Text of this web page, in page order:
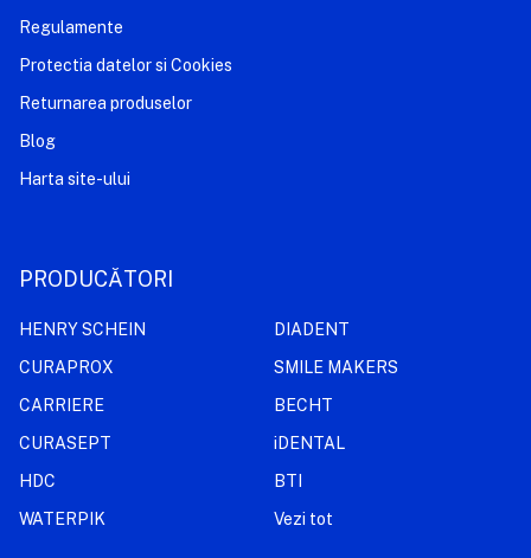
Regulamente
Protectia datelor si Cookies
Returnarea produselor
Blog
Harta site-ului
PRODUCĂTORI
HENRY SCHEIN
CURAPROX
CARRIERE
CURASEPT
HDC
WATERPIK
DIADENT
SMILE MAKERS
BECHT
iDENTAL
BTI
Vezi tot